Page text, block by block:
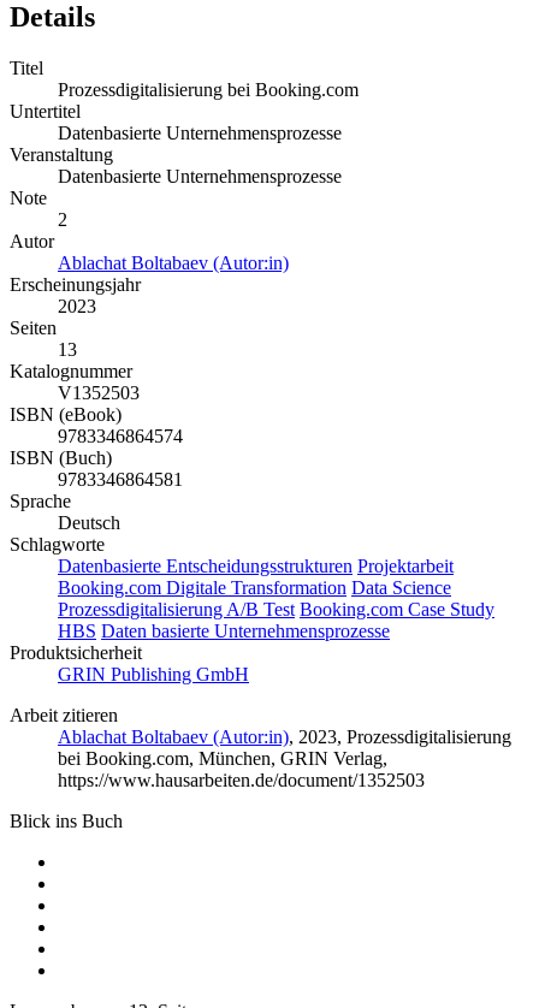
Details
Titel
Prozessdigitalisierung bei Booking.com
Untertitel
Datenbasierte Unternehmensprozesse
Veranstaltung
Datenbasierte Unternehmensprozesse
Note
2
Autor
Ablachat Boltabaev (Autor:in)
Erscheinungsjahr
2023
Seiten
13
Katalognummer
V1352503
ISBN (eBook)
9783346864574
ISBN (Buch)
9783346864581
Sprache
Deutsch
Schlagworte
Datenbasierte Entscheidungsstrukturen Projektarbeit
Booking.com Digitale Transformation Data Science
Prozessdigitalisierung A/B Test Booking.com Case Study
HBS Daten basierte Unternehmensprozesse
Produktsicherheit
GRIN Publishing GmbH
Arbeit zitieren
Ablachat Boltabaev (Autor:in), 2023, Prozessdigitalisierung
bei Booking.com, München, GRIN Verlag,
https://www.hausarbeiten.de/document/1352503
Blick ins Buch